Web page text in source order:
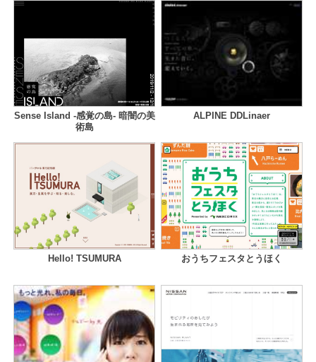
Sense Island -感覚の島- 暗闇の美
術島
ALPINE DDLinaer
Hello! TSUMURA おうちフェスタとうほく